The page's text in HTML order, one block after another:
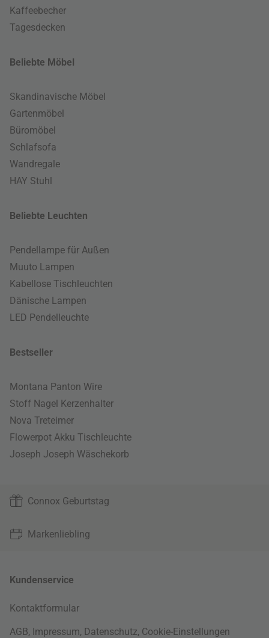
Kaffeebecher
Tagesdecken
Beliebte Möbel
Skandinavische Möbel
Gartenmöbel
Büromöbel
Schlafsofa
Wandregale
HAY Stuhl
Beliebte Leuchten
Pendellampe für Außen
Muuto Lampen
Kabellose Tischleuchten
Dänische Lampen
LED Pendelleuchte
Bestseller
Montana Panton Wire
Stoff Nagel Kerzenhalter
Nova Treteimer
Flowerpot Akku Tischleuchte
Joseph Joseph Wäschekorb
Connox Geburtstag
Markenliebling
Kundenservice
Kontaktformular
AGB, Impressum, Datenschutz, Cookie-Einstellungen